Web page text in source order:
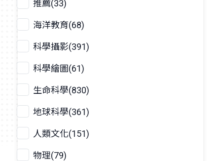
推薦(33)
海洋教育(68)
科學攝影(391)
科學繪圖(61)
生命科學(830)
地球科學(361)
人類文化(151)
物理(79)